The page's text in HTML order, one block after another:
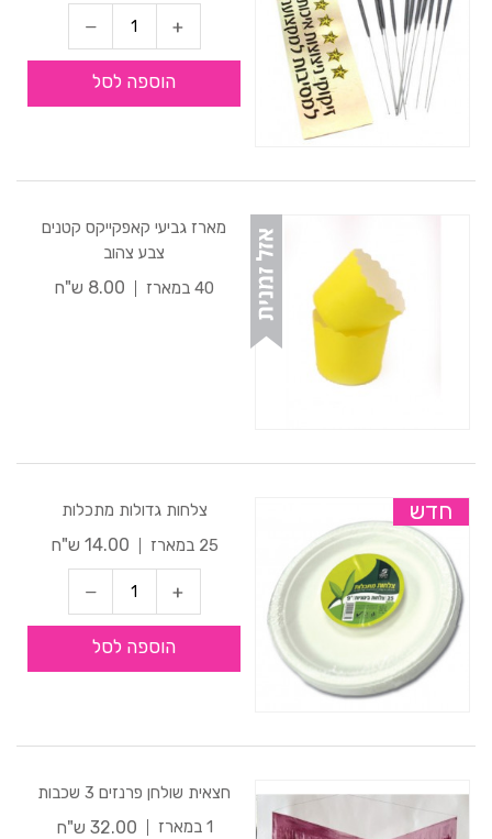
הוספה לסל
מארז גביעי קאפקייקס קטנים
צבע צהוב
40 במארז
8.00 ש"ח
חדש
צלחות גדולות מתכלות
25 במארז
14.00 ש"ח
הוספה לסל
חצאית שולחן פרנזים 3 שכבות
1 במארז
32.00 ש"ח